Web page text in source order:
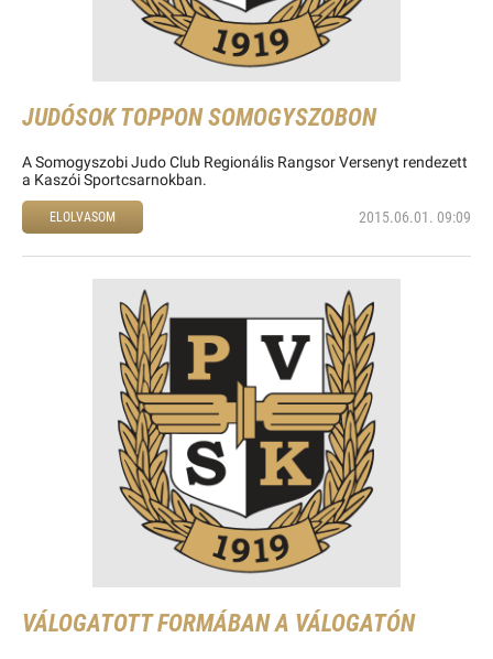
JUDÓSOK TOPPON SOMOGYSZOBON
A Somogyszobi Judo Club Regionális Rangsor Versenyt rendezett
a Kaszói Sportcsarnokban.
ELOLVASOM 2015.06.01. 09:09
VÁLOGATOTT FORMÁBAN A VÁLOGATÓN